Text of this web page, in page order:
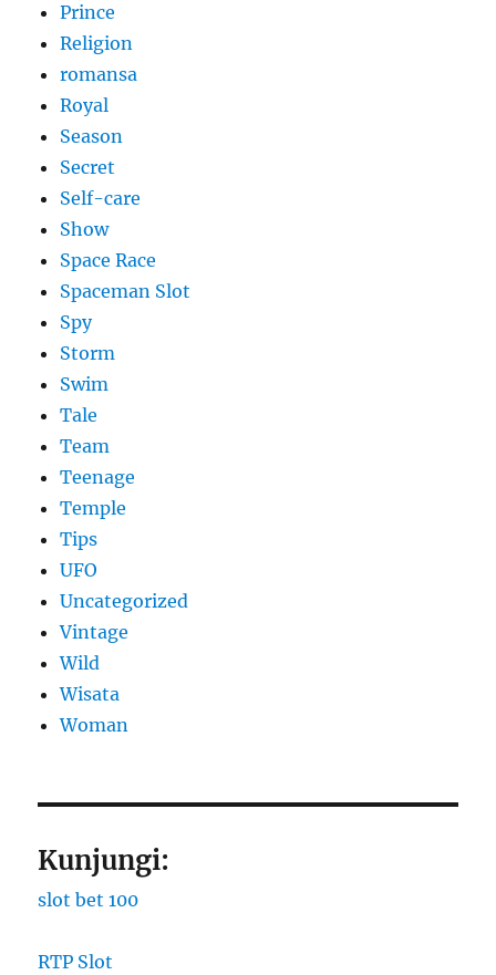
Prince
Religion
romansa
Royal
Season
Secret
Self-care
Show
Space Race
Spaceman Slot
Spy
Storm
Swim
Tale
Team
Teenage
Temple
Tips
UFO
Uncategorized
Vintage
Wild
Wisata
Woman
Kunjungi:
slot bet 100
RTP Slot